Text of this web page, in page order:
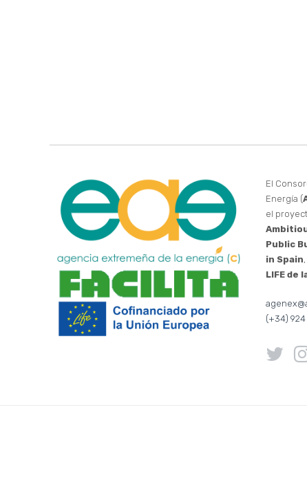
El
Energía (
el
Public
in Spain
LIFE de
(+34) 924